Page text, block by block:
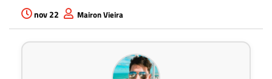
nov 22 Mairon Vieira